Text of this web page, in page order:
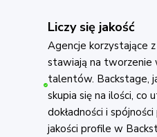
Liczy się jakość
Agencje korzystające
stawiają na tworzenie
talentów. Backstage,
skupia się na ilości, co
dokładności i
jakości profile w